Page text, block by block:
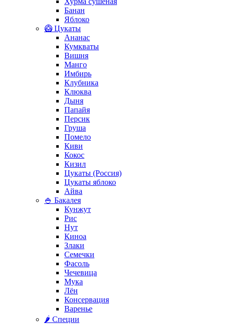
Банан
Яблоко
🥝 Цукаты
Ананас
Кумкваты
Вишня
Манго
Имбирь
Клубника
Клюква
Дыня
Папайя
Персик
Груша
Помело
Киви
Кокос
Кизил
Цукаты (Россия)
Цукаты яблоко
Айва
🍚 Бакалея
Кунжут
Рис
Нут
Киноа
Злаки
Семечки
Фасоль
Чечевица
Мука
Лён
Консервация
Варенье
🌶️ Специи